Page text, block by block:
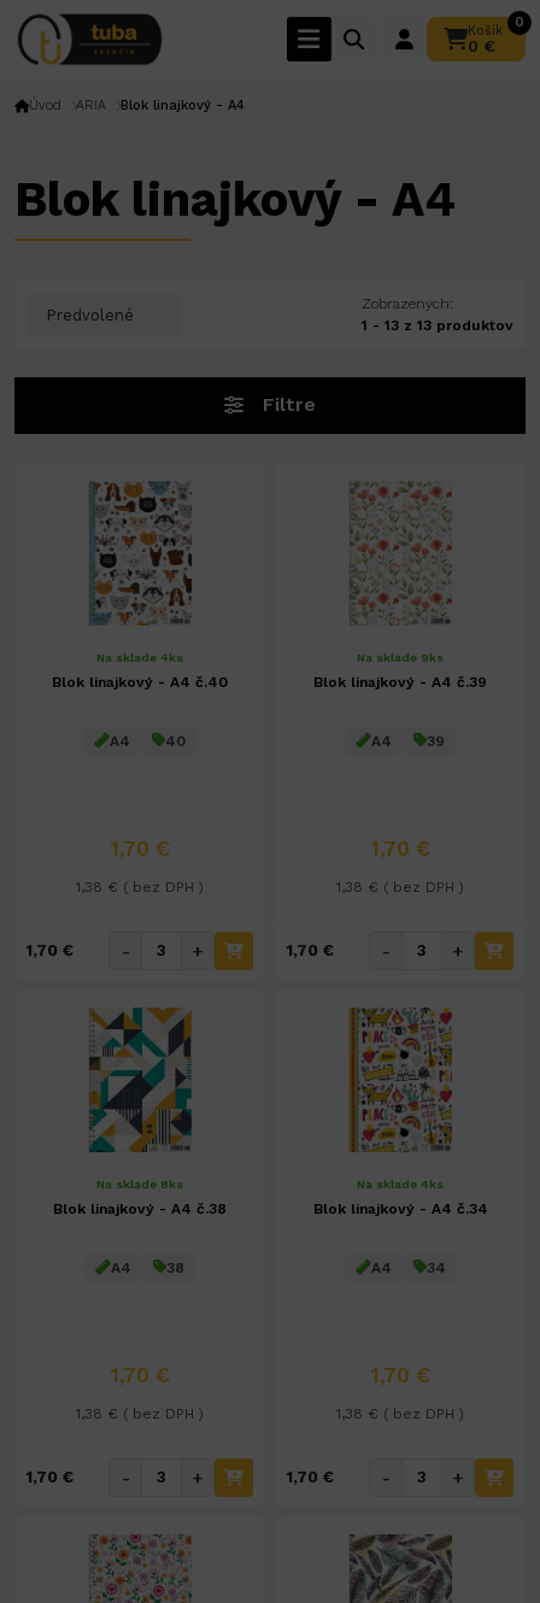
Košík
0
0 €
Úvod ARIA Blok linajkový - A4
Blok linajkový - A4
Zobrazených:
1 - 13 z 13 produktov
Filtre
Na sklade 4ks
Blok linajkový - A4 č.40
A4 40
1,70 €
1,38 € ( bez DPH )
1,70 € - +
Na sklade 9ks
Blok linajkový - A4 č.39
A4 39
1,70 €
1,38 € ( bez DPH )
1,70 € - +
Na sklade 8ks
Blok linajkový - A4 č.38
A4 38
1,70 €
1,38 € ( bez DPH )
1,70 € - +
Na sklade 4ks
Blok linajkový - A4 č.34
A4 34
1,70 €
1,38 € ( bez DPH )
1,70 € - +